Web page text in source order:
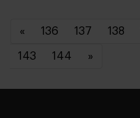
« 136 137 138
143 144 »